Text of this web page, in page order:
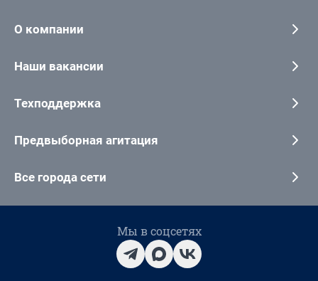
О компании
Наши вакансии
Техподдержка
Предвыборная агитация
Все города сети
Мы в соцсетях